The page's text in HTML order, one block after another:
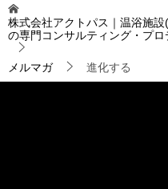
ゲ
ー
シ
ョ
ン
株式会社アクトパス｜温浴施
の専門コンサルティング・プロ
メルマガ 進化する